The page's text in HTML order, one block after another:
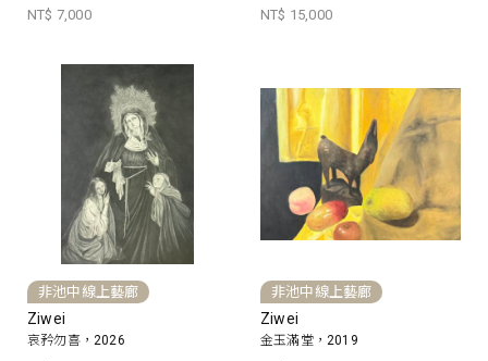
NT$ 7,000 NT$ 15,000
非池中線上藝廊
Ziwei
哀矜勿喜，2026
非池中線上藝廊
Ziwei
金玉滿堂，2019